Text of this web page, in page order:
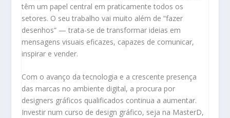
têm um papel central em praticamente todos os
setores. O seu trabalho vai muito além de “fazer
desenhos” — trata-se de transformar ideias em
mensagens visuais eficazes, capazes de comunicar,
inspirar e vender.
Com o avanço da tecnologia e a crescente presença
das marcas no ambiente digital, a procura por
designers gráficos qualificados continua a aumentar.
Investir num curso de design gráfico, seja na MasterD,